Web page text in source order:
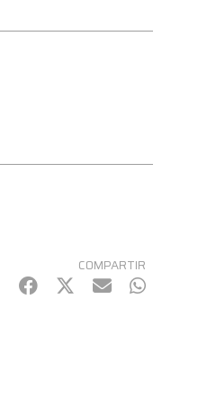
COMPARTIR
Facebook
Twitter
mail WhatsApp